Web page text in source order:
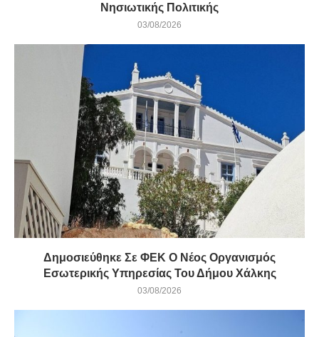
Νησιωτικής Πολιτικής
03/08/2026
Δημοσιεύθηκε Σε ΦΕΚ Ο Νέος Οργανισμός
Εσωτερικής Υπηρεσίας Του Δήμου Χάλκης
03/08/2026